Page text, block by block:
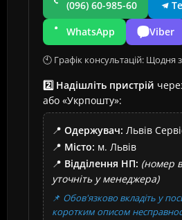
(096) 60-985-60
WhatsApp
Viber
🕙 Графік консультацій: Щодня
2️⃣ Надішліть пристрій
або «Укрпошту»:
📍 Одержувач: Львів
📍 Місто: м. Львів
📍 Відділення НП: (номер
уточніть у менеджера)
📌 Обов'язково вкладіть у
коротким описом